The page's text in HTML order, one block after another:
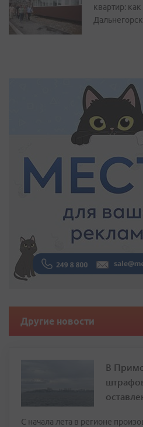
квартир:
Дальнегорск
Другие новости
В
С начала лета в регионе